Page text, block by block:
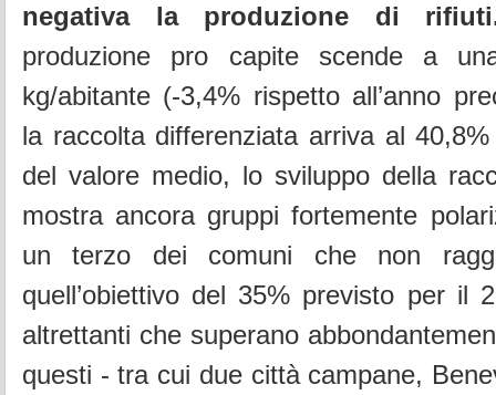
negativa la produzione di
produzione pro capite scende a
kg/abitante (-3,4% rispetto all’anno
la raccolta differenziata arriva al
del valore medio, lo sviluppo della
mostra ancora gruppi fortemente
un terzo dei comuni che non
quell’obiettivo del 35% previsto per il
altrettanti che superano
questi - tra cui due città campane,